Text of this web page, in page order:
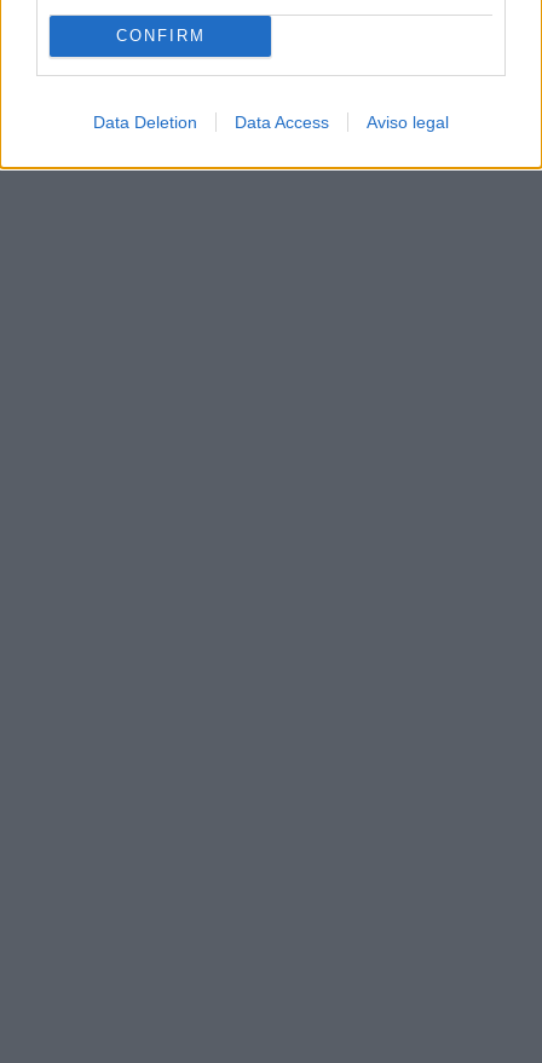
CONFIRM
Data Deletion Data Access Aviso legal